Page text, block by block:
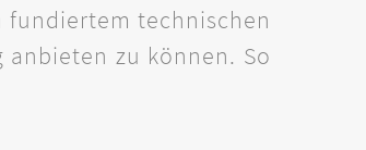
fundiertem technischen
zu können. So